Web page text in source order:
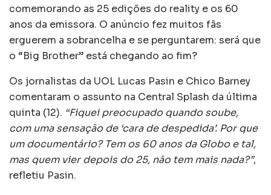
comemorando as 25 edições do reality e os 60
anos da emissora. O anúncio fez muitos fãs
erguerem a sobrancelha e se perguntarem: será que
o “Big Brother” está chegando ao fim?
Os jornalistas da UOL Lucas Pasin e Chico Barney
comentaram o assunto na Central Splash da última
quinta (12). “Fiquei preocupado quando soube,
com uma sensação de ‘cara de despedida’. Por que
um documentário? Tem os 60 anos da Globo e tal,
mas quem vier depois do 25, não tem mais nada?”,
refletiu Pasin.